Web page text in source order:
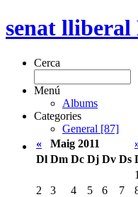
senat
Cerca
Menú
Albums
Categories
General [87]
«
Maig 2011
Dl Dm Dc Dj Dv Ds
1
2
3 4 5 6 7